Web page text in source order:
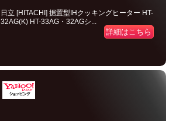
日立 [HITACHI] 据置型IHクッキングヒーター HT-
32AG(K) HT-33AG・32AGシ...
詳細はこちら